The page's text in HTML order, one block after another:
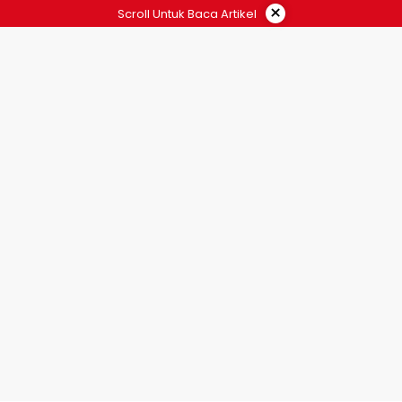
Scroll Untuk Baca Artikel ×